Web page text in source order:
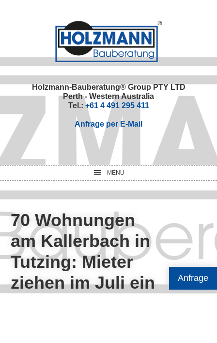
Anfrage
Holzmann-Bauberatung® Group PTY LTD
Perth - Western Australia
Tel.: +61 4 491 295 411
Anfrage per E-Mail
MENU
70 Wohnungen
am Kallerbach in
Tutzing: Mieter
ziehen im Juli ein